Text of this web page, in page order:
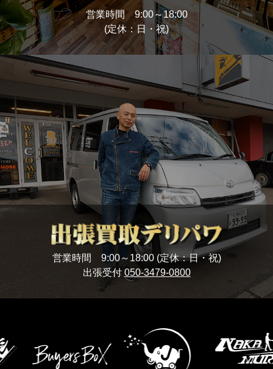
営業時間 9:00～18:00
(定休：日・祝)
営業時間 9:00～18:00 (定休：日・祝)
出張受付050-3479-0800